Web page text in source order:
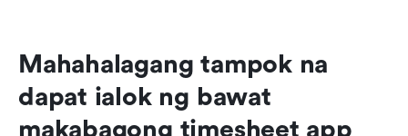
Mahahalagang tampok na
dapat ialok ng bawat
makabagong timesheet app